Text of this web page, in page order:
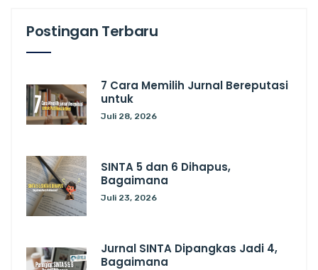
Postingan Terbaru
7 Cara Memilih Jurnal Bereputasi
untuk
Juli 28, 2026
SINTA 5 dan 6 Dihapus,
Bagaimana
Juli 23, 2026
Jurnal SINTA Dipangkas Jadi 4,
Bagaimana